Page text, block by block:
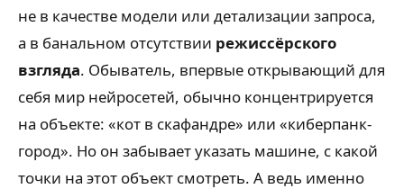
не в качестве модели или детализации запроса,
а в банальном отсутствии режиссёрского
взгляда. Обыватель, впервые открывающий для
себя мир нейросетей, обычно концентрируется
на объекте: «кот в скафандре» или «киберпанк-
город». Но он забывает указать машине, с какой
точки на этот объект смотреть. А ведь именно